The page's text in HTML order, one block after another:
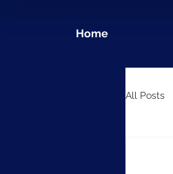
Home
All Posts